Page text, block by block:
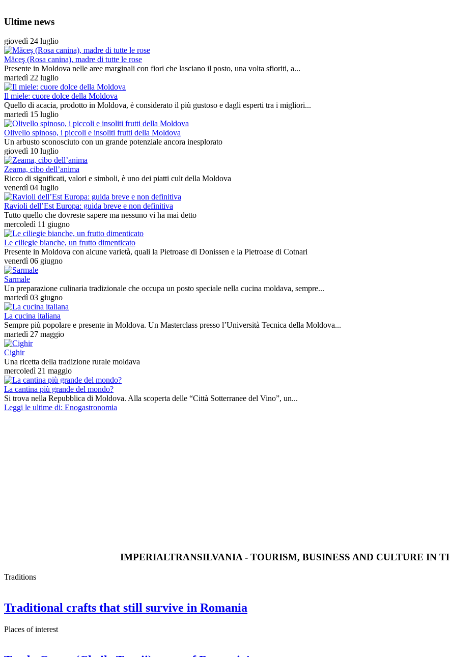
Ultime news
giovedì 24 luglio
Măceş (Rosa canina), madre di tutte le rose
Presente in Moldova nelle aree marginali con fiori che lasciano il posto, una volta sfioriti, a...
martedì 22 luglio
Il miele: cuore dolce della Moldova
Quello di acacia, prodotto in Moldova, è considerato il più gustoso e dagli esperti tra i migliori...
martedì 15 luglio
Olivello spinoso, i piccoli e insoliti frutti della Moldova
Un arbusto sconosciuto con un grande potenziale ancora inesplorato
giovedì 10 luglio
Zeama, cibo dell’anima
Ricco di significati, valori e simboli, è uno dei piatti cult della Moldova
venerdì 04 luglio
Ravioli dell’Est Europa: guida breve e non definitiva
Tutto quello che dovreste sapere ma nessuno vi ha mai detto
mercoledì 11 giugno
Le ciliegie bianche, un frutto dimenticato
Presente in Moldova con alcune varietà, quali la Pietroase di Donissen e la Pietroase di Cotnari
venerdì 06 giugno
Sarmale
Un preparazione culinaria tradizionale che occupa un posto speciale nella cucina moldava, sempre...
martedì 03 giugno
La cucina italiana
Sempre più popolare e presente in Moldova. Un Masterclass presso l’Università Tecnica della Moldova...
martedì 27 maggio
Cighir
Una ricetta della tradizione rurale moldava
mercoledì 21 maggio
La cantina più grande del mondo?
Si trova nella Repubblica di Moldova. Alla scoperta delle “Città Sotterranee del Vino”, un...
Leggi le ultime di: Enogastronomia
IMPERIALTRANSILVANIA - TOURISM, BUSINESS AND CULTURE IN
Traditions
Traditional crafts that still survive in Romania
Places of interest